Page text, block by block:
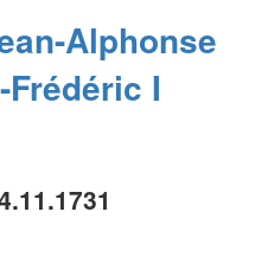
Alphonse
I